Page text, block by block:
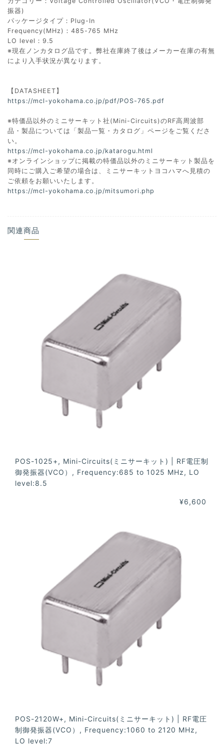
振器)
パッケージタイプ：Plug-In
Frequency(MHz)：485-765 MHz
LO level：9.5
※現在ノンカタログ品です。弊社在庫終了後はメーカー在庫の有無
により入手状況が異なります。
【DATASHEET】
https://mcl-yokohama.co.jp/pdf/POS-765.pdf
※特価品以外のミニサーキット社(Mini-Circuits)のRF高周波部
品・製品については「製品一覧・カタログ」ページをご覧くださ
い。
https://mcl-yokohama.co.jp/katarogu.html
※オンラインショップに掲載の特価品以外のミニサーキット製品を
同時にご購入ご希望の場合は、ミニサーキットヨコハマへ見積の
ご依頼をお願いいたします。
https://mcl-yokohama.co.jp/mitsumori.php
関連商品
POS-1025+, Mini-Circuits(ミニサーキット) | RF電圧制
御発振器(VCO）, Frequency:685 to 1025 MHz, LO
level:8.5
¥6,600
POS-2120W+, Mini-Circuits(ミニサーキット) | RF電圧
制御発振器(VCO）, Frequency:1060 to 2120 MHz,
LO level:7